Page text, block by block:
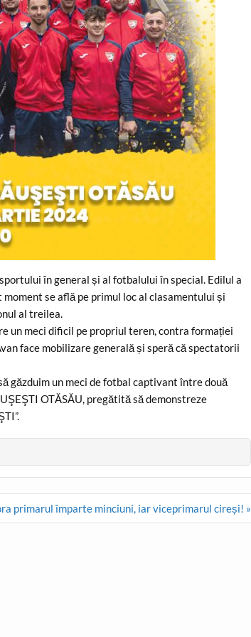
în general și al fotbalului în special. Edilul a
se află pe primul loc al clasamentului și
al treilea.
un meci dificil pe propriul teren, contra formației
face mobilizare generală și speră că spectatorii
găzduim un meci de fotbal captivant între două
OTĂSĂU, pregătită să demonstreze
primarul împarte minciuni, iar viceprimarul cireși! »